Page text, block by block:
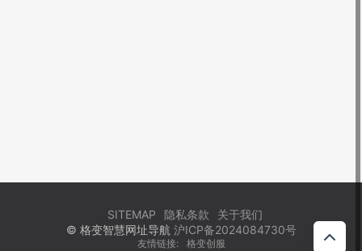
SITEMAP 隐私条款
关于我们
© 格变智慧网址导航 沪ICP备2024084730号
友情链接: 格变创服